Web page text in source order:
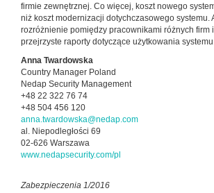
firmie zewnętrznej. Co więcej, koszt nowego
niż koszt modernizacji dotychczasowego systemu.
rozróżnienie pomiędzy pracownikami różnych firm
przejrzyste raporty dotyczące użytkowania
Anna Twardowska
Country Manager Poland
Nedap Security Management
+48 22 322 76 74
+48 504 456 120
anna.twardowska@nedap.com
al. Niepodległości 69
02-626 Warszawa
www.nedapsecurity.com/pl
Zabezpieczenia 1/2016